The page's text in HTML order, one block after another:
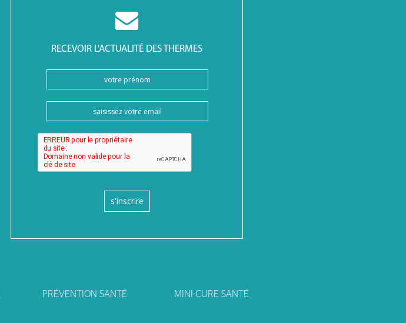
RECEVOIR L'ACTUALITÉ DES THERMES
s'inscrire
PRÉVENTION SANTÉ MINI-CURE SANTÉ